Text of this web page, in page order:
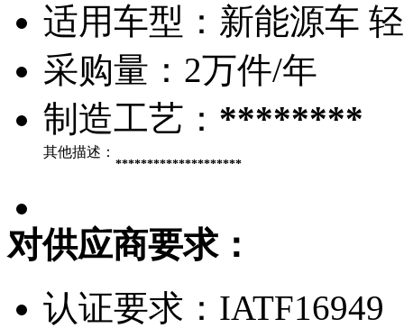
适用车型： 新能源车
采购量： 2万件/年
制造工艺： ********
其他描述：
********************
对供应商要求：
认证要求： IATF16949